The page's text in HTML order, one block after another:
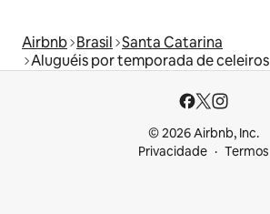
Airbnb Brasil Santa Catarina
Aluguéis por temporada de celeiros
© 2026 Airbnb, Inc.
Privacidade
Termos